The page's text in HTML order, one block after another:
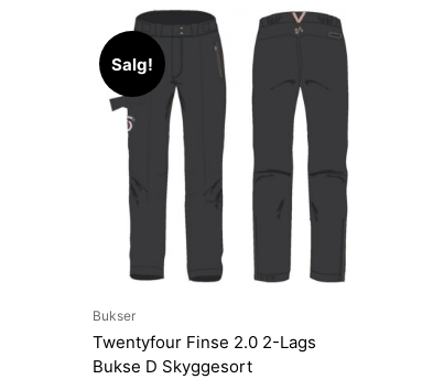
Salg!
Bukser
Twentyfour Finse 2.0 2-Lags
Bukse D Skyggesort